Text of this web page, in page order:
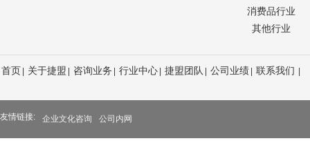
消费品行业
其他行业
首页 关于捷盟 咨询业务 行业中心 捷盟团队 公司业绩 联系我们
友情链接: 企业文化咨询 公司内网